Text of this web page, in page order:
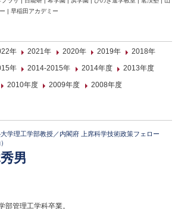
| 早稲田アカデミー
年 2021年 2020年 2019年
2018年
年 2014-2015年 2014年度
2013年度
2010年度 2009年度 2008年度
大学理工学部教授／内閣府 上席科学技術政策フェロー
男
部管理工学科卒業。